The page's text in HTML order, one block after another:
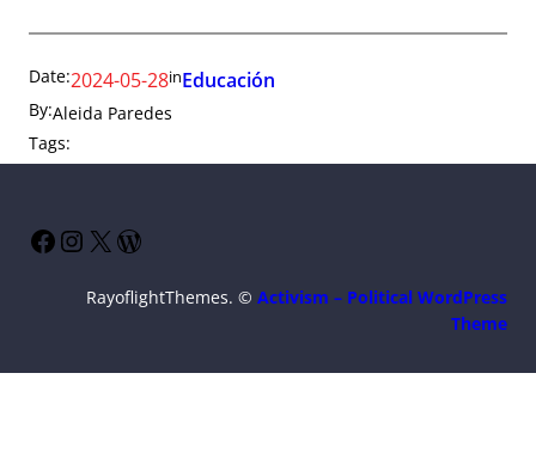
Date:2024-05-28inEducación
By:Aleida Paredes
Tags:
Facebook Instagram X WordPress
RayoflightThemes. © Activism – Political WordPress
Theme